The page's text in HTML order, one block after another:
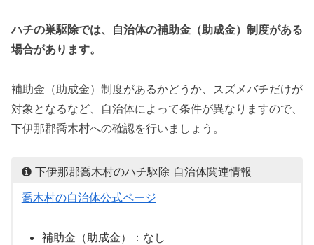
ハチの巣駆除では、自治体の補助金（助成金）制度がある
場合があります。
補助金（助成金）制度があるかどうか、スズメバチだけが
対象となるなど、自治体によって条件が異なりますので、
下伊那郡喬木村への確認を行いましょう。
下伊那郡喬木村のハチ駆除 自治体関連情報
喬木村の自治体公式ページ
補助金（助成金）：なし